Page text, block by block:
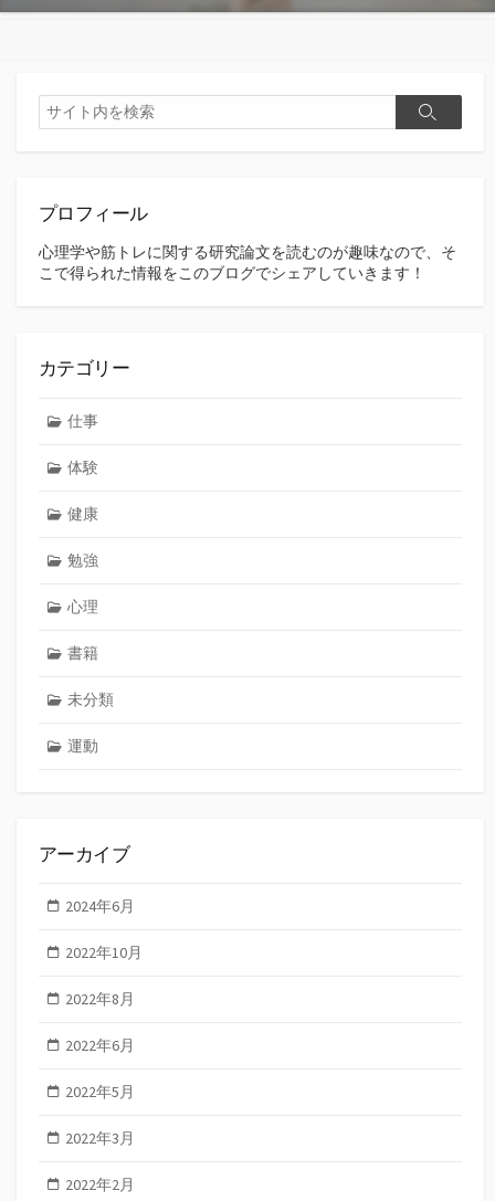
検
索
検
プロフィール
心理学や筋トレに関する研究論文を読むのが趣味なので、そ
こで得られた情報をこのブログでシェアしていきます！
カテゴリー
仕事
体験
健康
勉強
心理
書籍
未分類
運動
アーカイブ
2024年6月
2022年10月
2022年8月
2022年6月
2022年5月
2022年3月
2022年2月